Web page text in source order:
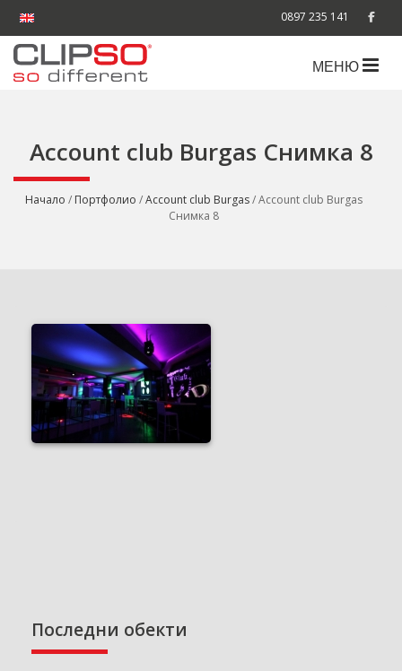
0897 235 141
МЕНЮ
Account club Burgas Снимка 8
Начало / Портфолио /Account club Burgas/ Account club Burgas
Снимка 8
Последни обекти